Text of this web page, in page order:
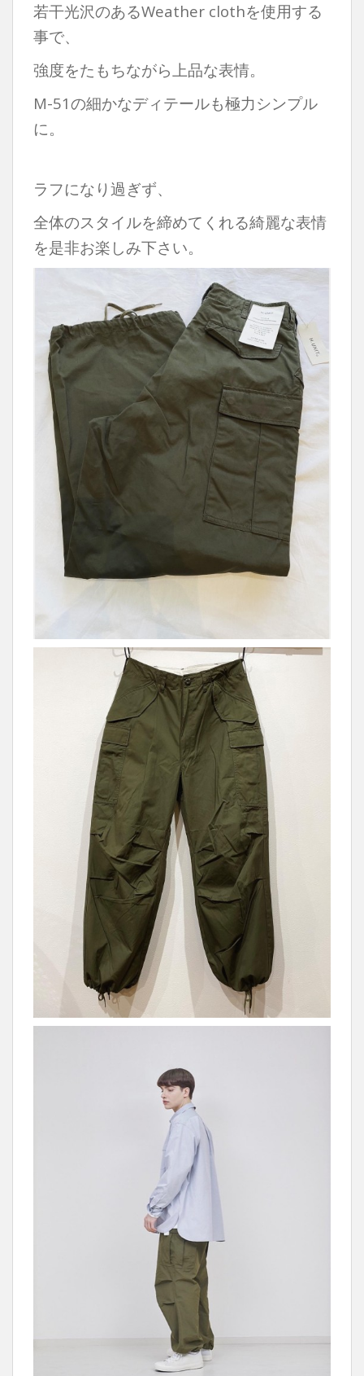
若干光沢のあるWeather clothを使用する
事で、
強度をたもちながら上品な表情。
M-51の細かなディテールも極力シンプル
に。
ラフになり過ぎず、
全体のスタイルを締めてくれる綺麗な表情
を是非お楽しみ下さい。